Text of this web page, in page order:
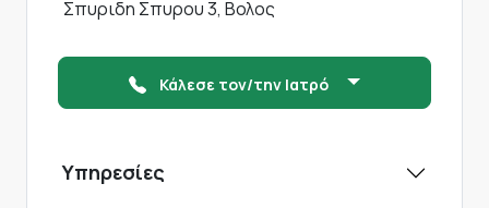
Σπυριδη Σπυρου 3, Βολος
Κάλεσε τον/την Ιατρό
Υπηρεσίες